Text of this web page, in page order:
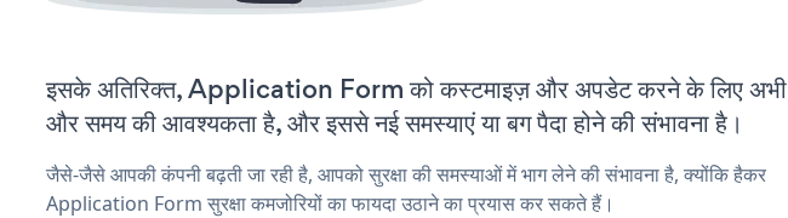
इसके अतिरिक्त, Application Form को कस्टमाइज़ और अपडेट करने के लिए अभी
और समय की आवश्यकता है, और इससे नई समस्याएं या बग पैदा होने की संभावना है।
जैसे-जैसे आपकी कंपनी बढ़ती जा रही है, आपको सुरक्षा की समस्याओं में भाग लेने की संभावना है, क्योंकि हैकर
Application Form सुरक्षा कमजोरियों का फायदा उठाने का प्रयास कर सकते हैं।